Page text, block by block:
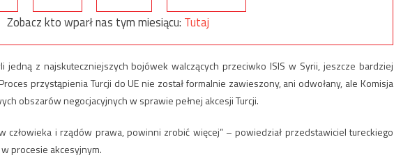
Zobacz kto wparł nas tym miesiącu: Tutaj
jedną z najskuteczniejszych bojówek walczących przeciwko ISIS w Syrii, jeszcze bardziej
przystąpienia Turcji do UE nie został formalnie zawieszony, ani odwołany, ale Komisja
obszarów negocjacyjnych w sprawie pełnej akcesji Turcji.
człowieka i rządów prawa, powinni zrobić więcej” – powiedział przedstawiciel tureckiego
procesie akcesyjnym.